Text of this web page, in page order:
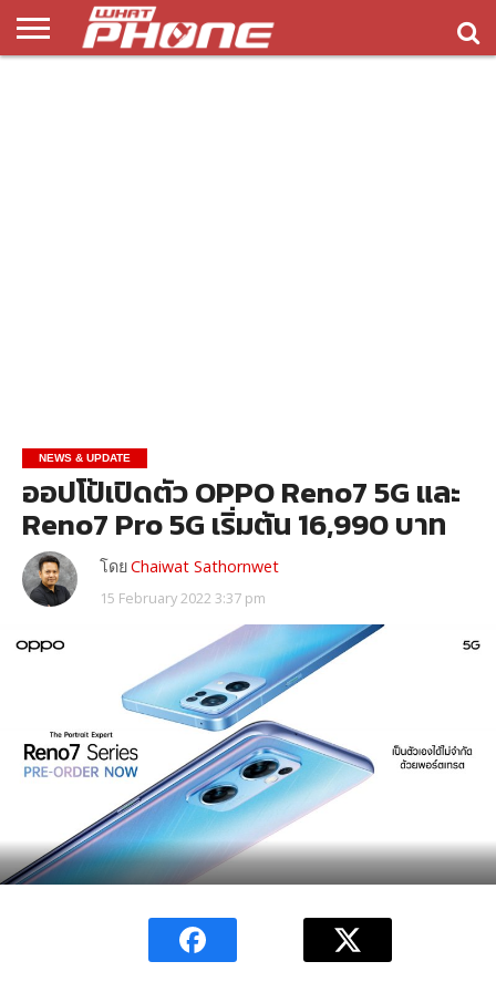
NEWS & UPDATE
ออปโป้เปิดตัว OPPO Reno7 5G และ
Reno7 Pro 5G เริ่มต้น 16,990 บาท
โดยChaiwat Sathornwet
15 February 2022 3:37 pm